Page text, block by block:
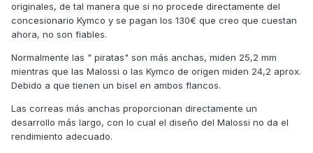
originales, de tal manera que si no procede directamente del
concesionario Kymco y se pagan los 130€ que creo que cuestan
ahora, no son fiables.
Normalmente las " piratas" son más anchas, miden 25,2 mm
mientras que las Malossi o las Kymco de origen miden 24,2 aprox.
Debido a que tienen un bisel en ambos flancos.
Las correas más anchas proporcionan directamente un
desarrollo más largo, con lo cual el diseño del Malossi no da el
rendimiento adecuado.